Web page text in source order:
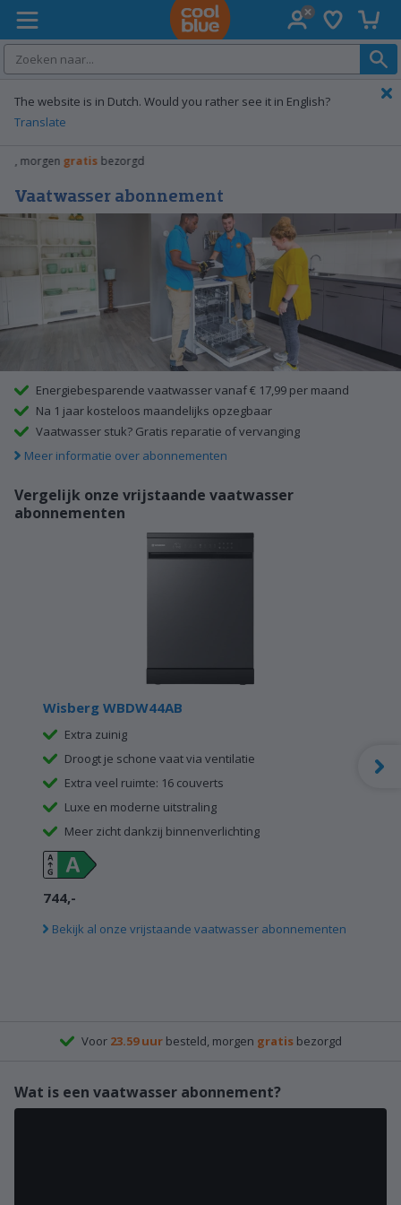
Coolblue home
The website is in Dutch. Would you rather see it in English?
Translate
Vaatwasser abonnement
Energiebesparende vaatwasser vanaf € 17,99 per maand
Na 1 jaar kosteloos maandelijks opzegbaar
Vaatwasser stuk? Gratis reparatie of vervanging
Meer informatie over abonnementen
Vergelijk onze vrijstaande vaatwasser
abonnementen
Wisberg WBDW44AB
Extra zuinig
Droogt je schone vaat via ventilatie
Extra veel ruimte: 16 couverts
Luxe en moderne uitstraling
Meer zicht dankzij binnenverlichting
744,-
Bekijk al onze vrijstaande vaatwasser abonnementen
Voor 23.59 uurbesteld, morgen gratisbezorgd
Wat is een vaatwasser abonnement?